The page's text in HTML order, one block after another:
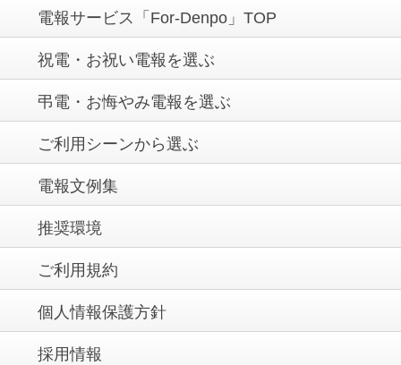
電報サービス「For-Denpo」TOP
祝電・お祝い電報を選ぶ
弔電・お悔やみ電報を選ぶ
ご利用シーンから選ぶ
電報文例集
推奨環境
ご利用規約
個人情報保護方針
採用情報